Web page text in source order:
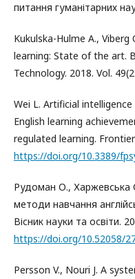
питання гуманітарних
Kukulska-Hulme A.,
learning: State of the art.
Technology. 2018. Vol.
Wei L. Artificial
English learning
regulated learning.
https://doi.org/10.3389/
Рудоман О., Харжевська
методи навчання
Вісник науки та освіти.
https://doi.org/10.52058/
Persson V., Nouri J. A